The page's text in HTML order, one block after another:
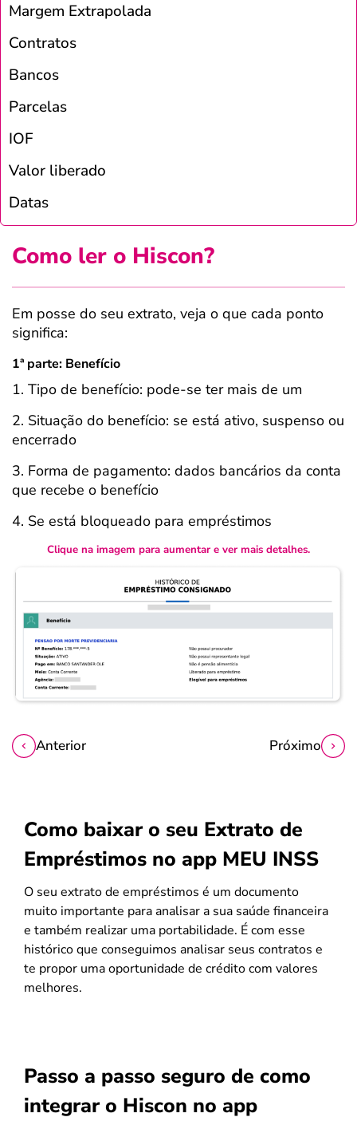
Como ler o Hiscon?
Em posse do seu extrato, veja o que cada ponto
significa:
1ª parte: Benefício
1. Tipo de benefício: pode-se ter mais de um
2. Situação do benefício: se está ativo, suspenso ou
encerrado
3. Forma de pagamento: dados bancários da conta
que recebe o benefício
4. Se está bloqueado para empréstimos
Clique na imagem para aumentar e ver mais detalhes.
Anterior Próximo
Margem Extrapolada
Contratos
Bancos
Parcelas
IOF
Valor liberado
Datas
Como baixar o seu Extrato de
Empréstimos no app MEU INSS
O seu extrato de empréstimos é um documento
muito importante para analisar a sua saúde financeira
e também realizar uma portabilidade. É com esse
histórico que conseguimos analisar seus contratos e
te propor uma oportunidade de crédito com valores
melhores.
Passo a passo seguro de como
integrar o Hiscon no app